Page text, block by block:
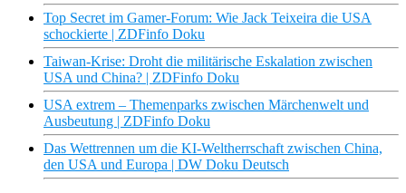
Top Secret im Gamer-Forum: Wie Jack Teixeira die USA
schockierte | ZDFinfo Doku
Taiwan-Krise: Droht die militärische Eskalation zwischen
USA und China? | ZDFinfo Doku
USA extrem – Themenparks zwischen Märchenwelt und
Ausbeutung | ZDFinfo Doku
Das Wettrennen um die KI-Weltherrschaft zwischen China,
den USA und Europa | DW Doku Deutsch